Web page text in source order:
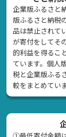
企業版ふるさと
版ふるさと納税
品は禁止されて
が寄付をしてそ
的利益を得るこ
ています。個人
税と企業版ふる
較をまとめていま